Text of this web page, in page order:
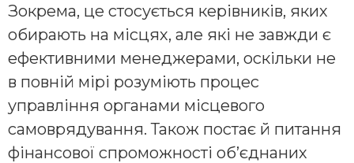
Зокрема, це стосується керівників, яких
обирають на місцях, але які не завжди є
ефективними менеджерами, оскільки не
в повній мірі розуміють процес
управління органами місцевого
самоврядування. Також постає й питання
фінансової спроможності об’єднаних